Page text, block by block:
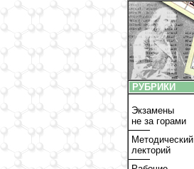
РУБРИКИ
Экзамены
не за горами
Методический
лекторий